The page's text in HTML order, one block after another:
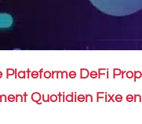
Plateforme DeFi
Quotidien Fixe